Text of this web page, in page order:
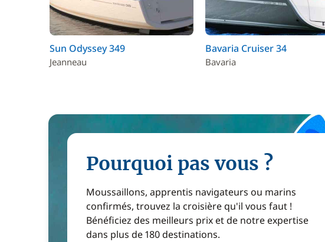
Sun Odyssey 349
Jeanneau
Bavaria Cruiser 34
Bavaria
Pourquoi pas vous ?
Moussaillons, apprentis navigateurs ou marins
confirmés, trouvez la croisière qu'il vous faut !
Bénéficiez des meilleurs prix et de notre expertise
dans plus de 180 destinations.